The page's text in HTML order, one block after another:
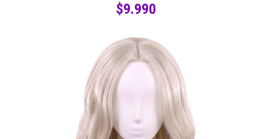
$9.990